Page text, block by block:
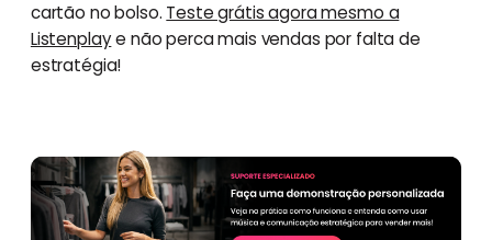
cartão no bolso. Teste grátis agora mesmo a
Listenplaye não perca mais vendas por falta de
estratégia!